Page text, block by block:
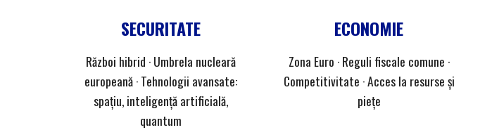
SECURITATE
Război hibrid · Umbrela nucleară
europeană · Tehnologii avansate:
spațiu, inteligență artificială,
quantum
ECONOMIE
Zona Euro · Reguli fiscale comune ·
Competitivitate · Acces la resurse și
piețe